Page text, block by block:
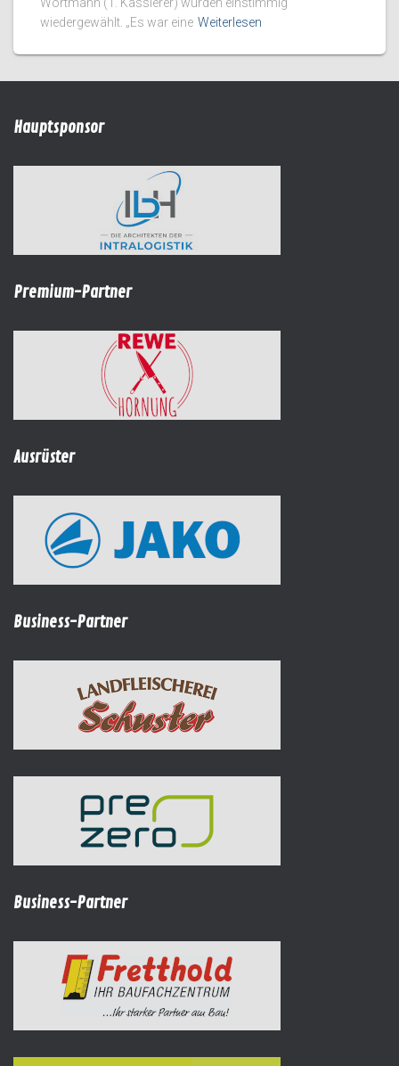
wiedergewählt. „Es war eine Weiterlesen
Hauptsponsor
Premium-Partner
Ausrüster
Business-Partner
Business-Partner